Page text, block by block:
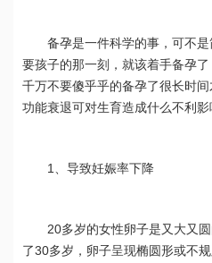
备孕是一件科学的事，可不
要孩子的那一刻，就该着手备孕
千万不要傻乎乎的备孕了很长时
功能衰退可对生育造成什么不利影
1、导致妊娠率下降
20多岁的女性卵子是又大又
了30多岁，卵子呈现椭圆形或不